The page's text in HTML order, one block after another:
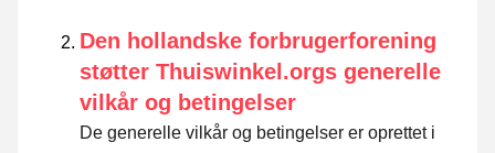
Den hollandske forbrugerforening
støtter Thuiswinkel.orgs generelle
vilkår og betingelser
De generelle vilkår og betingelser er oprettet i